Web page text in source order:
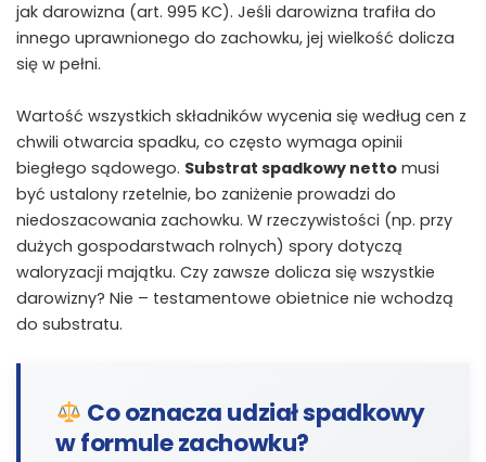
jak darowizna (art. 995 KC). Jeśli darowizna trafiła do
innego uprawnionego do zachowku, jej wielkość dolicza
się w pełni.
Wartość wszystkich składników wycenia się według cen z
chwili otwarcia spadku, co często wymaga opinii
biegłego sądowego. Substrat spadkowy netto musi
być ustalony rzetelnie, bo zaniżenie prowadzi do
niedoszacowania zachowku. W rzeczywistości (np. przy
dużych gospodarstwach rolnych) spory dotyczą
waloryzacji majątku. Czy zawsze dolicza się wszystkie
darowizny? Nie – testamentowe obietnice nie wchodzą
do substratu.
Co oznacza udział spadkowy
w formule zachowku?